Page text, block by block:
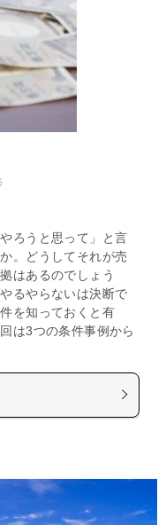
ろうと思って」と言
。どうしてそれが売
はあるのでしょう
るやらないは決断で
を知っておくと有
は3つの条件事例から